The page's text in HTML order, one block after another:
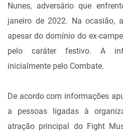
Nunes, adversário que
janeiro de 2022. Na ocasião,
apesar do domínio do ex-
pelo caráter festivo. A
inicialmente pelo Combate.
De acordo com informações
a pessoas ligadas à
atração principal do Fight